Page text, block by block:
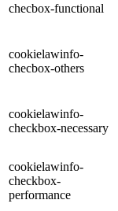
checbox-functional
cookielawinfo-
checbox-others
cookielawinfo-
checkbox-necessary
cookielawinfo-
checkbox-
performance